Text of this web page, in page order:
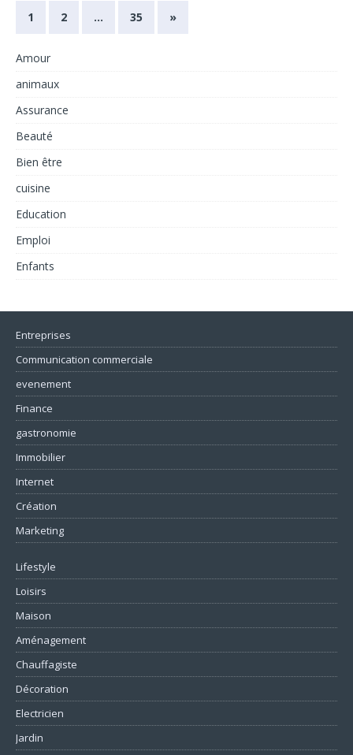
1 2 … 35 »
Amour
animaux
Assurance
Beauté
Bien être
cuisine
Education
Emploi
Enfants
Entreprises
Communication commerciale
evenement
Finance
gastronomie
Immobilier
Internet
Création
Marketing
Lifestyle
Loisirs
Maison
Aménagement
Chauffagiste
Décoration
Electricien
Jardin